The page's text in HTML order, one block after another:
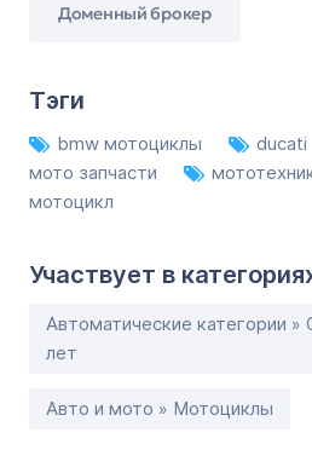
Доменный брокер
Тэги
bmw мотоциклы ducati
мото запчасти
мотоцикл
Участвует в
Автоматические категории
лет
Авто и мото » Мотоциклы